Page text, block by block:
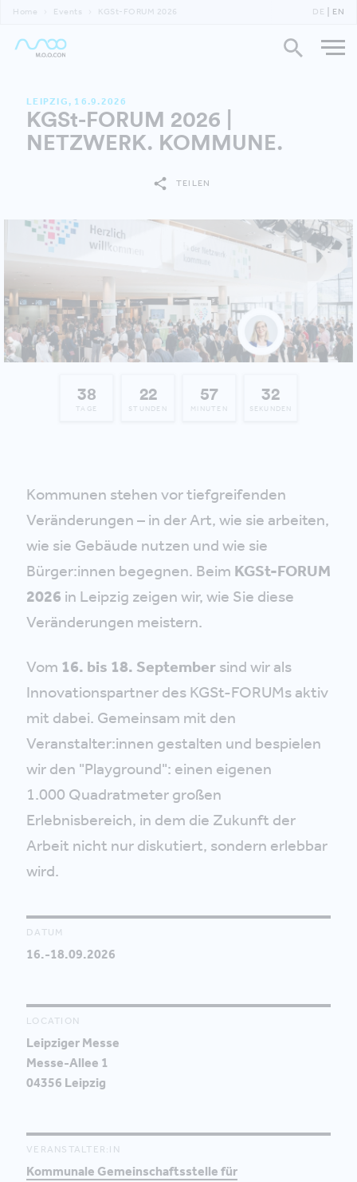
Home Events KGSt-FORUM 2026 DE EN
LEIPZIG, 16.9.2026
KGSt-FORUM 2026 |
NETZWERK. KOMMUNE.
TEILEN
38
TAGE
22
STUNDEN
57
MINUTEN
31
SEKUNDEN
Kommunen stehen vor tiefgreifenden
Veränderungen – in der Art, wie sie arbeiten,
wie sie Gebäude nutzen und wie sie
Bürger:innen begegnen. Beim KGSt-FORUM
2026 in Leipzig zeigen wir, wie Sie diese
Veränderungen meistern.
Vom 16. bis 18. September sind wir als
Innovationspartner des KGSt-FORUMs aktiv
mit dabei. Gemeinsam mit den
Veranstalter:innen gestalten und bespielen
wir den "Playground": einen eigenen
1.000 Quadratmeter großen
Erlebnisbereich, in dem die Zukunft der
Arbeit nicht nur diskutiert, sondern erlebbar
wird.
DATUM
16.-18.09.2026
LOCATION
Leipziger Messe
Messe-Allee 1
04356 Leipzig
VERANSTALTER:IN
Kommunale Gemeinschaftsstelle für